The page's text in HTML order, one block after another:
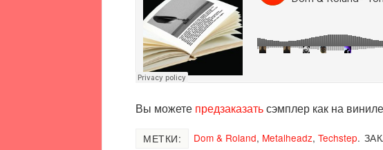
Вы можете предзаказатьсэмплер как на
МЕТКИ: Dom & Roland, Metalheadz, Techstep.